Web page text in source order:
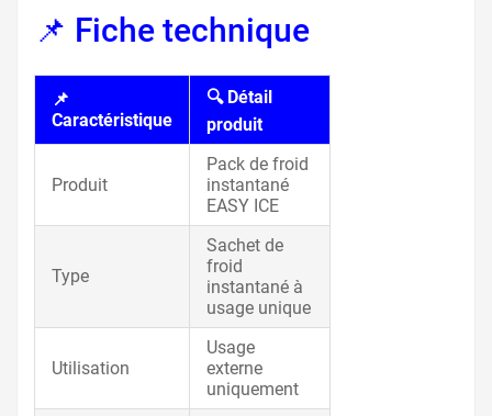
📌 Fiche technique
📌
Caractéristique
🔍 Détail
produit
Produit
Pack de froid
instantané
EASY ICE
Type
Sachet de
froid
instantané à
usage unique
Utilisation
Usage
externe
uniquement